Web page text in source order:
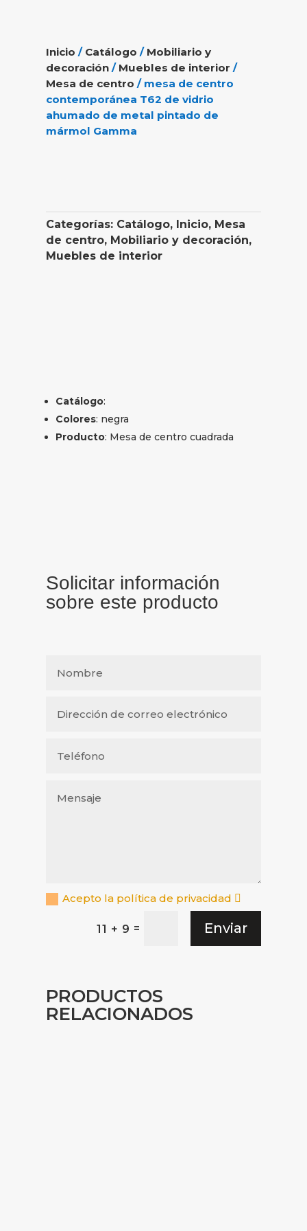
Inicio / Catálogo / Mobiliario y
decoración / Muebles de interior /
Mesa de centro / mesa de centro
contemporánea T62 de vidrio
ahumado de metal pintado de
mármol Gamma
Categorías: Catálogo, Inicio, Mesa
de centro, Mobiliario y decoración,
Muebles de interior
Catálogo:
Colores: negra
Producto: Mesa de centro cuadrada
Solicitar información
sobre este producto
Acepto la política de privacidad
11 + 9 = Enviar
PRODUCTOS
RELACIONADOS